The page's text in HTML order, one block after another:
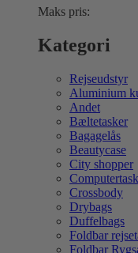
Maks pris:
Kategori
Rejseudstyr
Aluminium
Andet
Bæltetasker
Bagagelås
Beautycase
City shopper
Crossbody
Drybags
Duffelbags
Foldbar
Foldbar